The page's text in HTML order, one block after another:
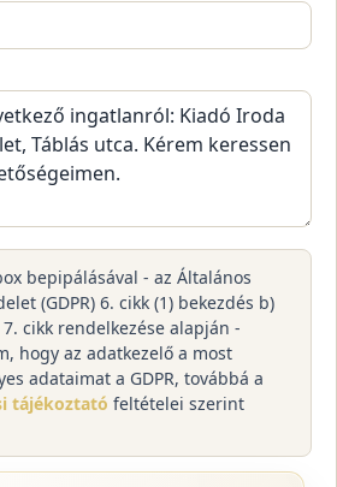
bepipálásával - az Általános
(GDPR) 6. cikk (1) bekezdés b)
cikk rendelkezése alapján -
hogy az adatkezelő a most
adataimat a GDPR, továbbá a
tájékoztató feltételei szerint